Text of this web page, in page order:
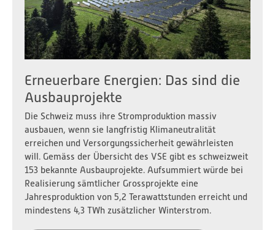
Erneuerbare Energien: Das sind die
Ausbauprojekte
Die Schweiz muss ihre Stromproduktion massiv
ausbauen, wenn sie langfristig Klimaneutralität
erreichen und Versorgungssicherheit gewährleisten
will. Gemäss der Übersicht des VSE gibt es schweizweit
153 bekannte Ausbauprojekte. Aufsummiert würde bei
Realisierung sämtlicher Grossprojekte eine
Jahresproduktion von 5,2 Terawattstunden erreicht und
mindestens 4,3 TWh zusätzlicher Winterstrom.